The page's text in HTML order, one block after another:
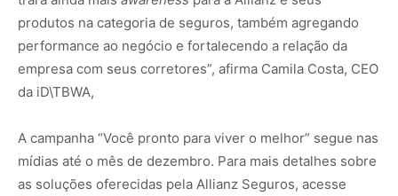
produtos na categoria de seguros, também agregando
performance ao negócio e fortalecendo a relação da
empresa com seus corretores”, afirma Camila Costa, CEO
da iD\TBWA,
A campanha “Você pronto para viver o melhor” segue nas
mídias até o mês de dezembro. Para mais detalhes sobre
as soluções oferecidas pela Allianz Seguros, acesse